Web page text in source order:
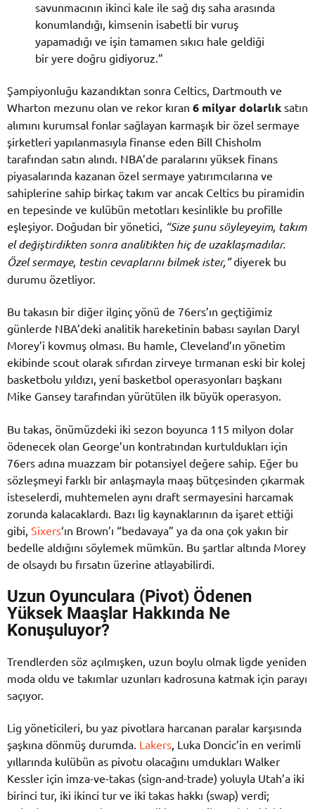
savunmacının ikinci kale ile sağ dış saha arasında
konumlandığı, kimsenin isabetli bir vuruş
yapamadığı ve işin tamamen sıkıcı hale geldiği
bir yere doğru gidiyoruz.”
Şampiyonluğu kazandıktan sonra Celtics, Dartmouth ve
Wharton mezunu olan ve rekor kıran 6 milyar dolarlık satın
alımını kurumsal fonlar sağlayan karmaşık bir özel sermaye
şirketleri yapılanmasıyla finanse eden Bill Chisholm
tarafından satın alındı. NBA’de paralarını yüksek finans
piyasalarında kazanan özel sermaye yatırımcılarına ve
sahiplerine sahip birkaç takım var ancak Celtics bu piramidin
en tepesinde ve kulübün metotları kesinlikle bu profille
eşleşiyor. Doğudan bir yönetici, “Size şunu söyleyeyim, takım
el değiştirdikten sonra analitikten hiç de uzaklaşmadılar.
Özel sermaye, testin cevaplarını bilmek ister,”diyerek bu
durumu özetliyor.
Bu takasın bir diğer ilginç yönü de 76ers’ın geçtiğimiz
günlerde NBA’deki analitik hareketinin babası sayılan Daryl
Morey’i kovmuş olması. Bu hamle, Cleveland’ın yönetim
ekibinde scout olarak sıfırdan zirveye tırmanan eski bir kolej
basketbolu yıldızı, yeni basketbol operasyonları başkanı
Mike Gansey tarafından yürütülen ilk büyük operasyon.
Bu takas, önümüzdeki iki sezon boyunca 115 milyon dolar
ödenecek olan George’un kontratından kurtuldukları için
76ers adına muazzam bir potansiyel değere sahip. Eğer bu
sözleşmeyi farklı bir anlaşmayla maaş bütçesinden çıkarmak
isteselerdi, muhtemelen aynı draft sermayesini harcamak
zorunda kalacaklardı. Bazı lig kaynaklarının da işaret ettiği
gibi, Sixers‘ın Brown’ı “bedavaya” ya da ona çok yakın bir
bedelle aldığını söylemek mümkün. Bu şartlar altında Morey
de olsaydı bu fırsatın üzerine atlayabilirdi.
Uzun Oyunculara (Pivot) Ödenen
Yüksek Maaşlar Hakkında Ne
Konuşuluyor?
Trendlerden söz açılmışken, uzun boylu olmak ligde yeniden
moda oldu ve takımlar uzunları kadrosuna katmak için parayı
saçıyor.
Lig yöneticileri, bu yaz pivotlara harcanan paralar karşısında
şaşkına dönmüş durumda. Lakers , Luka Doncic’in en verimli
yıllarında kulübün as pivotu olacağını umdukları Walker
Kessler için imza-ve-takas (sign-and-trade) yoluyla Utah’a iki
birinci tur, iki ikinci tur ve iki takas hakkı (swap) verdi;